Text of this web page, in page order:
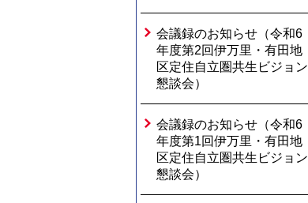
会議録のお知らせ（令和6
年度第2回伊万里・有田地
区定住自立圏共生ビジョン
懇談会）
会議録のお知らせ（令和6
年度第1回伊万里・有田地
区定住自立圏共生ビジョン
懇談会）